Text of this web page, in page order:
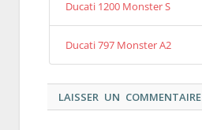
Ducati 1200 Monster S
Ducati 797 Monster A2
LAISSER UN COMMENTAIRE